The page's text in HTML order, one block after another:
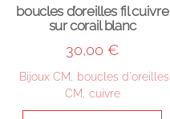
boucles d’oreilles fil cuivre
sur corail blanc
30,00 €
Bijoux CM, boucles d'oreilles
CM, cuivre